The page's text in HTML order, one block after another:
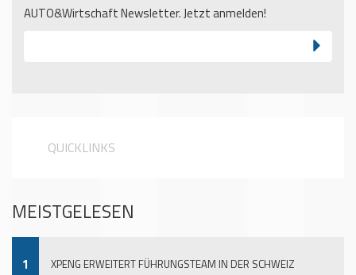
AUTO&Wirtschaft Newsletter. Jetzt anmelden!
QUICKLINKS
MEISTGELESEN
1 XPENG ERWEITERT FÜHRUNGSTEAM IN DER SCHWEIZ